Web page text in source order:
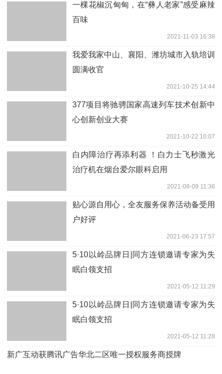
一棵花椒沉甸甸，在“彝人老家”感受麻辣
百味
2021-11-03 16:38
我爱我家中山、襄阳、潍坊城市入轨培训
圆满收官
2021-10-25 14:44
377项目将驰骋国家高速列车技术创新中
心创新创业大赛
2021-10-22 10:07
白内障治疗再添利器 ！白力士飞秒激光
治疗机在烟台爱尔眼科启用
2021-08-09 11:36
贴心源自用心，全友服务保养活动备受用
户好评
2021-06-23 17:57
5·10以岭品牌日|同方连锁邀请专家为失
眠白领支招
2021-05-12 11:29
5·10以岭品牌日|同方连锁邀请专家为失
眠白领支招
2021-05-12 11:28
新广互动获腾讯广告华北二区唯一授权服务商授牌